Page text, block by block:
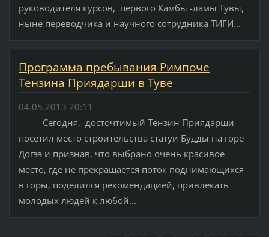
руководителя курсов, первого Камбы -ламы Тувы,
ныне переводчика и научного сотрудника ТИГИ...
Программа пребывания Римпоче
Тензина Приядарши в Туве
04.05.2013 20:11
Сегодня, досточтимый Тензин Приядарши
посетил место строительства статуи Будды на горе
Догээ и признав, что выбрано очень красивое
место, где не прекращается поток поднимающихся
в горы, поделился рекомендацией, привлекать
молодых людей к любой...